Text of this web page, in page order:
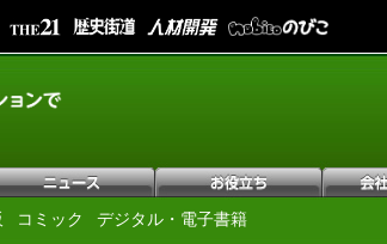
コミック デジタル・電子書籍